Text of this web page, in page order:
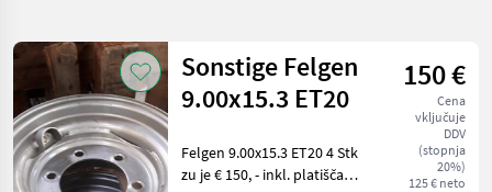
Sonstige Felgen
9.00x15.3 ET20
150 €
Cena
vključuje
DDV
(stopnja
20%)
125 € neto
Felgen 9.00x15.3 ET20 4 Stk
zu je € 150, - inkl. platišča